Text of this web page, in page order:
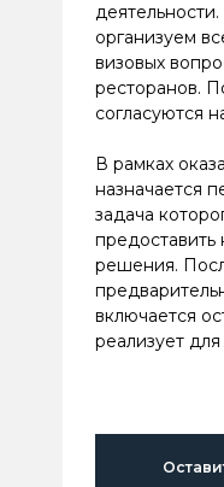
организуем
визовых
ресторанов.
согласуются
В рамках
назначается
задача
решения.
включается
реализует